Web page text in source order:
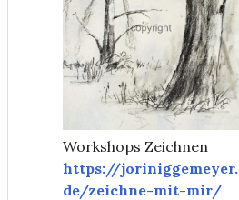
Workshops Zeichnen
https://joriniggemeyer.
de/zeichne-mit-mir/